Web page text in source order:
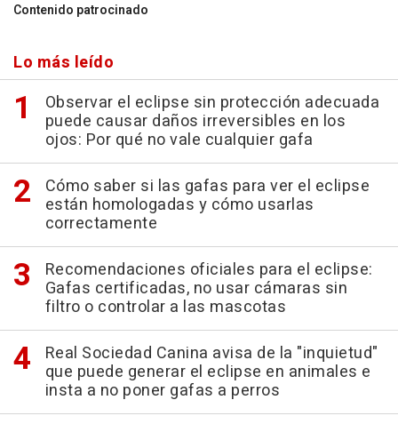
Contenido patrocinado
Lo más leído
Observar el eclipse sin protección adecuada
puede causar daños irreversibles en los
ojos: Por qué no vale cualquier gafa
Cómo saber si las gafas para ver el eclipse
están homologadas y cómo usarlas
correctamente
Recomendaciones oficiales para el eclipse:
Gafas certificadas, no usar cámaras sin
filtro o controlar a las mascotas
Real Sociedad Canina avisa de la "inquietud"
que puede generar el eclipse en animales e
insta a no poner gafas a perros